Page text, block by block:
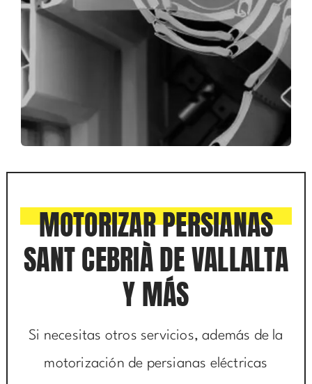
MOTORIZAR PERSIANAS
SANT CEBRIÀ DE VALLALTA
Y MÁS
Si necesitas otros servicios, además de la
motorización de persianas eléctricas